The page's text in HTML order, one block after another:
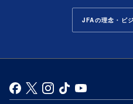
JFAの理念・ビ